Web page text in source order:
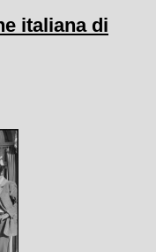
italiana di